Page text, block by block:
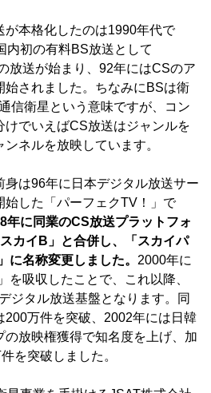
が本格化したのは1990年代で
内初の有料BS放送として
放送が始まり、92年にはCSのア
始されました。ちなみにBSは衛
信衛星という意味ですが、コン
けでいえばCS放送はジャンルを
ネルを放映しています。
身は96年に日本デジタル放送サー
始した「パーフェクTV！」で
年に同業のCS放送プラットフォ
カイB」と合併し、「スカイパ
に名称変更しました。 2000年に
を吸収したことで、これ以降、
ジタル放送基盤となります。同
200万件を突破、2002年には日韓
の放映権獲得で知名度を上げ、加
を突破しました。